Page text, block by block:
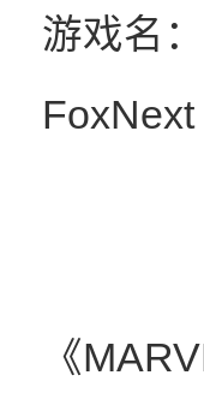
游戏名：
《